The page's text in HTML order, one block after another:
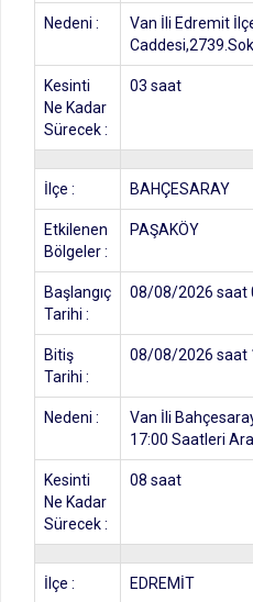
Nedeni :
Van İli Edremit
Kesinti
Ne Kadar
Sürecek :
03 saat
İlçe : BAHÇESARAY
Etkilenen
Bölgeler :
PAŞAKÖY
Başlangıç
Tarihi :
08/08/2026 saat
Bitiş
Tarihi :
08/08/2026 saat
Nedeni :
Van İli
17:00 Saatleri
Kesinti
Ne Kadar
Sürecek :
08 saat
İlçe : EDREMİT